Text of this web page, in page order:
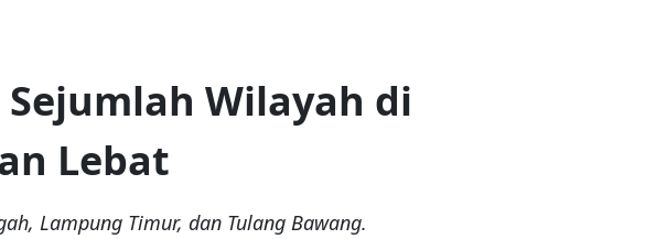
Wilayah di
Lebat
Lampung Timur, dan Tulang Bawang.